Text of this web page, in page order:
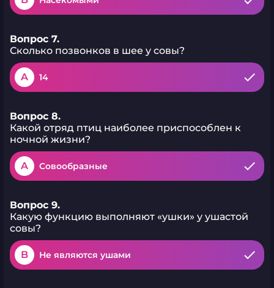
Вопрос 7.
Сколько позвонков в шее у совы?
A 14
Вопрос 8.
Какой отряд птиц наиболее приспособлен к
ночной жизни?
A Совообразные
Вопрос 9.
Какую функцию выполняют «ушки» у ушастой
совы?
B Не являются ушами